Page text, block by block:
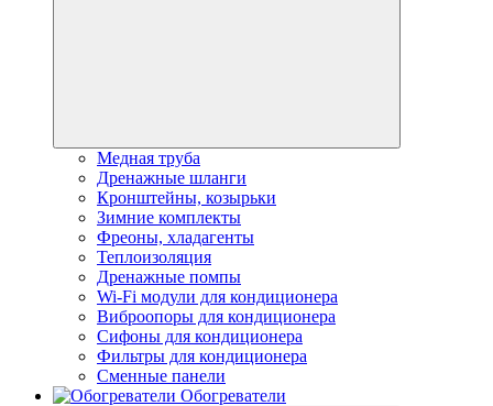
Медная труба
Дренажные шланги
Кронштейны, козырьки
Зимние комплекты
Фреоны, хладагенты
Теплоизоляция
Дренажные помпы
Wi-Fi модули для кондиционера
Виброопоры для кондиционера
Сифоны для кондиционера
Фильтры для кондиционера
Сменные панели
Обогреватели